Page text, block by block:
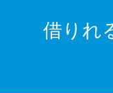
借りれ